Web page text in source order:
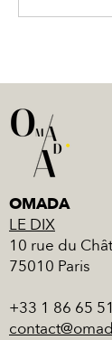
OMADA
LE DIX
10 rue du
75010 Paris
+33 1 86 65